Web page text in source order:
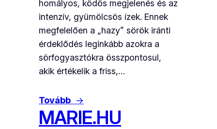
homályos, ködös megjelenés és az
intenzív, gyümölcsös ízek. Ennek
megfelelően a „hazy” sörök iránti
érdeklődés leginkább azokra a
sörfogyasztókra összpontosul,
akik értékelik a friss,…
Tovább →
MARIE.HU